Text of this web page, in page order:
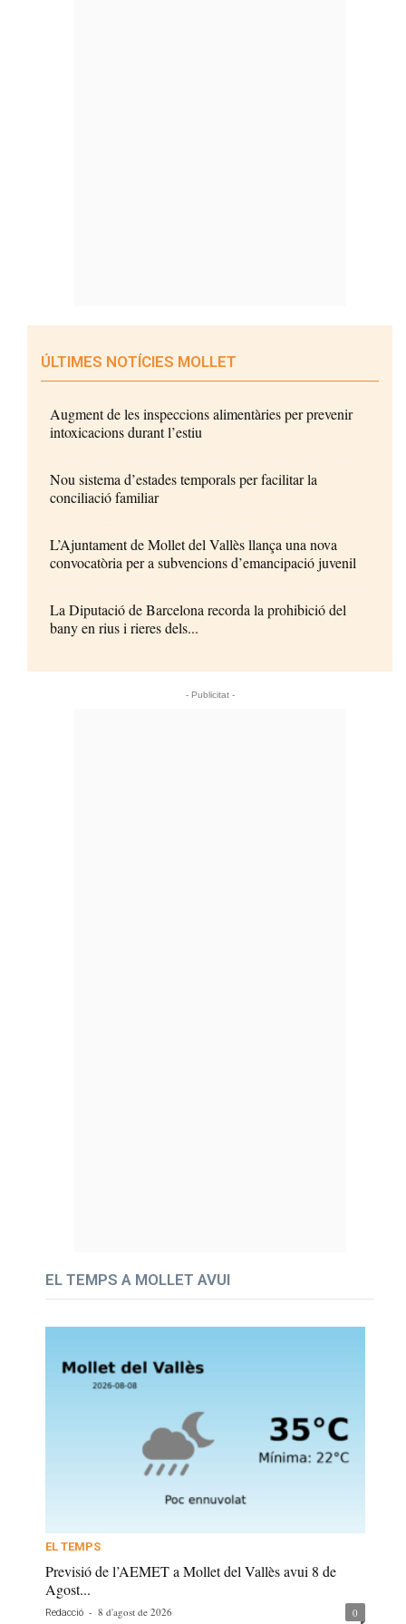
ÚLTIMES NOTÍCIES MOLLET
Augment de les inspeccions alimentàries per prevenir
intoxicacions durant l’estiu
Nou sistema d’estades temporals per facilitar la
conciliació familiar
L’Ajuntament de Mollet del Vallès llança una nova
convocatòria per a subvencions d’emancipació juvenil
La Diputació de Barcelona recorda la prohibició del
bany en rius i rieres dels...
- Publicitat -
EL TEMPS A MOLLET AVUI
EL TEMPS
Previsió de l’AEMET a Mollet del Vallès avui 8 de
Agost...
Redacció - 8 d'agost de 2026 0